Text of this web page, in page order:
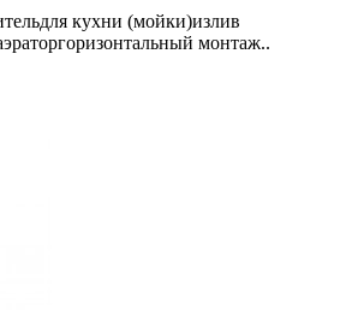
кухни (мойки)излив
монтаж..